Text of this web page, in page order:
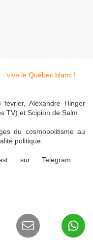
Alexandre Hinger
TV) et Scipion de Salm.
du cosmopolitisme au
politique.
sur Telegram :